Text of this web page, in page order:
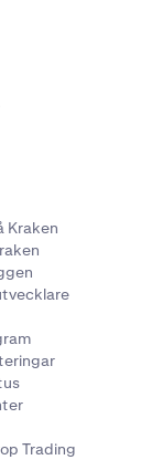
Kraken
Trading